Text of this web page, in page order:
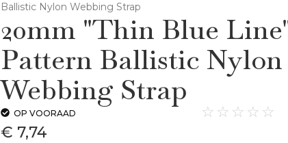
Ballistic Nylon Webbing Strap
20mm "Thin Blue
Pattern Ballistic Nylon
Webbing Strap
OP VOORAAD ☆ ☆ ☆ ☆ ☆
€ 7,74